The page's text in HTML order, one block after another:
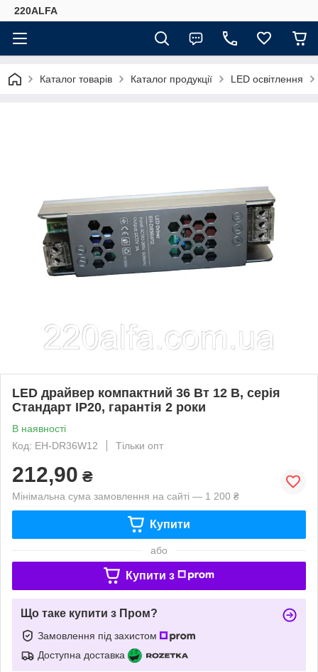
220ALFA
Каталог товарів Каталог продукції LED освітлення
LED драйвер компактний 36 Вт 12 В, серія
Стандарт IP20, гарантія 2 роки
В наявності
Код: EH-DR36W12
Тільки опт
212,90 ₴
Мінімальна сума замовлення на сайті — 1 200 ₴
Купити
або
Купити з
Що таке купити з Пром?
Замовлення під захистом
Доступна доставка